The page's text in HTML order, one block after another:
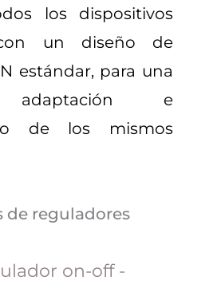
los dispositivos
un diseño de
estándar, para una
adaptación e
de los mismos
de reguladores
on-off -